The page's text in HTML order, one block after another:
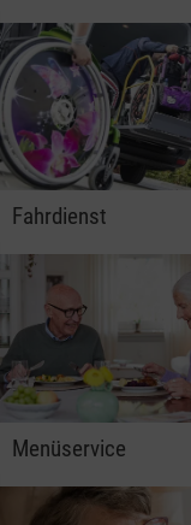
Fahrdienst
Menüservice